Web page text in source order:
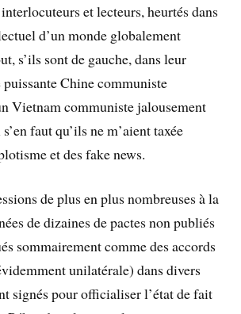
et lecteurs, heurtés dans
d’un monde globalement
s’ils sont de gauche, dans leur
Chine communiste
Vietnam communiste jalousement
faut qu’ils ne m’aient taxée
et des fake news.
de plus en plus nombreuses à la
de dizaines de pactes non publiés
sommairement comme des accords
unilatérale) dans divers
signés pour officialiser l’état de fait